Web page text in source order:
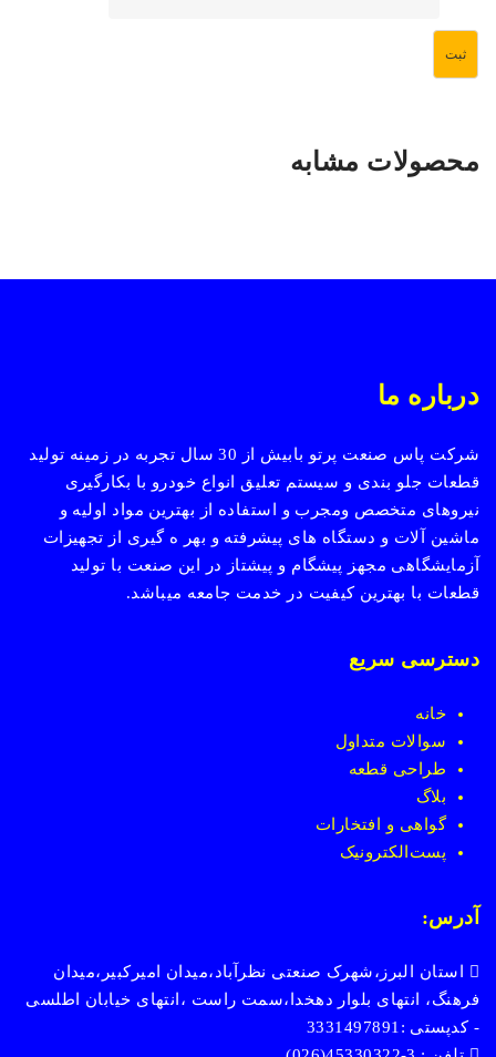
محصولات مشابه
درباره ما
شرکت پاس صنعت پرتو بابیش از 30 سال تجربه در زمینه تولید
قطعات جلو بندی و سیستم تعلیق انواع خودرو با بکارگیری
نیروهای متخصص ومجرب و استفاده از بهترین مواد اولیه و
ماشین آلات و دستگاه های پیشرفته و بهر ه گیری از تجهیزات
آزمایشگاهی مجهز پیشگام و پیشتاز در این صنعت با تولید
قطعات با بهترین کیفیت در خدمت جامعه میباشد.
دسترسی سریع
خانه
سوالات متداول
طراحی قطعه
بلاگ
گواهی و افتخارات
پست الکترونیک
آدرس:
استان البرز،شهرک صنعتی نظرآباد،میدان امیرکبیر،میدان
فرهنگ، انتهای بلوار دهخدا،سمت راست ،انتهای خیابان اطلسی
- کدپستی :3331497891